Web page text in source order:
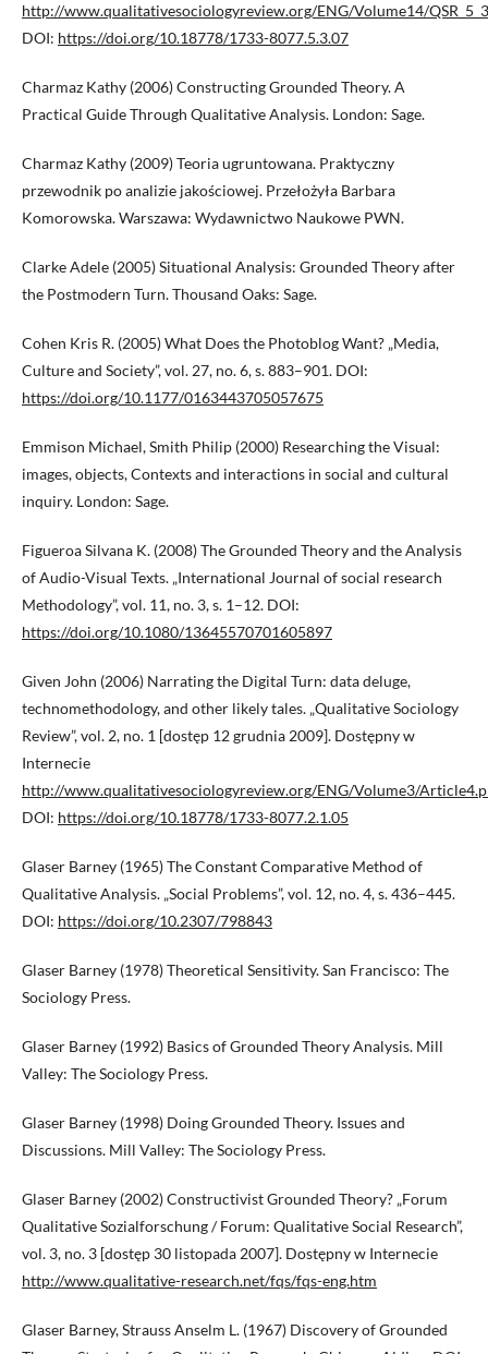
http://www.qualitativesociologyreview.org/ENG/Volume14/
DOI: https://doi.org/10.18778/1733-8077.5.3.07
Charmaz Kathy (2006) Constructing Grounded Theory. A
Practical Guide Through Qualitative Analysis. London: Sage.
Charmaz Kathy (2009) Teoria ugruntowana. Praktyczny
przewodnik po analizie jakościowej. Przełożyła Barbara
Komorowska. Warszawa: Wydawnictwo Naukowe PWN.
Clarke Adele (2005) Situational Analysis: Grounded Theory after
the Postmodern Turn. Thousand Oaks: Sage.
Cohen Kris R. (2005) What Does the Photoblog Want? „Media,
Culture and Society”, vol. 27, no. 6, s. 883–901. DOI:
https://doi.org/10.1177/0163443705057675
Emmison Michael, Smith Philip (2000) Researching the Visual:
images, objects, Contexts and interactions in social and cultural
inquiry. London: Sage.
Figueroa Silvana K. (2008) The Grounded Theory and the Analysis
of Audio-Visual Texts. „International Journal of social research
Methodology”, vol. 11, no. 3, s. 1–12. DOI:
https://doi.org/10.1080/13645570701605897
Given John (2006) Narrating the Digital Turn: data deluge,
technomethodology, and other likely tales. „Qualitative Sociology
Review”, vol. 2, no. 1 [dostęp 12 grudnia 2009]. Dostępny w
Internecie
http://www.qualitativesociologyreview.org/ENG/Volume3/
DOI: https://doi.org/10.18778/1733-8077.2.1.05
Glaser Barney (1965) The Constant Comparative Method of
Qualitative Analysis. „Social Problems”, vol. 12, no. 4, s. 436–445.
DOI: https://doi.org/10.2307/798843
Glaser Barney (1978) Theoretical Sensitivity. San Francisco: The
Sociology Press.
Glaser Barney (1992) Basics of Grounded Theory Analysis. Mill
Valley: The Sociology Press.
Glaser Barney (1998) Doing Grounded Theory. Issues and
Discussions. Mill Valley: The Sociology Press.
Glaser Barney (2002) Constructivist Grounded Theory? „Forum
Qualitative Sozialforschung / Forum: Qualitative Social Research”,
vol. 3, no. 3 [dostęp 30 listopada 2007]. Dostępny w Internecie
http://www.qualitative-research.net/fqs/fqs-eng.htm
Glaser Barney, Strauss Anselm L. (1967) Discovery of Grounded